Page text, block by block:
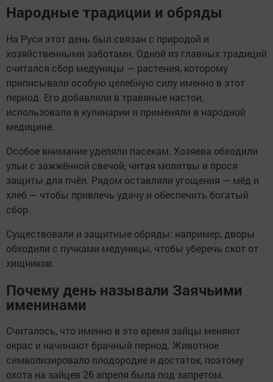
Народные традиции и обряды
На Руси этот день был связан с природой и
хозяйственными заботами. Одной из главных традиций
считался сбор медуницы — растения, которому
приписывали особую целебную силу именно в этот
период. Его добавляли в травяные настои,
использовали в кулинарии и применяли в народной
медицине.
Особое внимание уделяли пасекам. Хозяева обходили
ульи с зажжённой свечой, читая молитвы и прося
защиты для пчёл. Рядом оставляли угощения — мёд и
хлеб — чтобы привлечь удачу и обеспечить богатый
сбор.
Существовали и защитные обряды: например, дворы
обходили с пучками медуницы, чтобы уберечь скот от
хищников.
Почему день называли Заячьими
именинами
Считалось, что именно в это время зайцы меняют
окрас и начинают брачный период. Животное
символизировало плодородие и достаток, поэтому
охота на зайцев 26 апреля была под запретом.